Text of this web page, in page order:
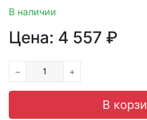
В наличии
Цена: 4 557 ₽
− +